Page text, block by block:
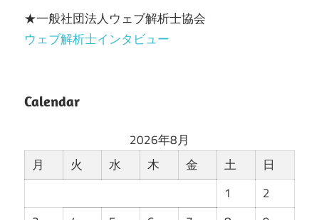
★一般社団法人ウェブ解析士協会
ウェブ解析士インタビュー
Calendar
2026年8月
月
火 水 木 金 土 日
1
2